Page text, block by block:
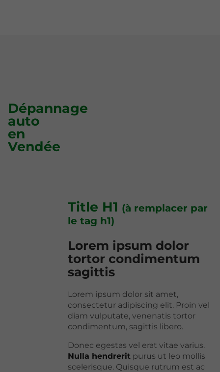
Dépannage
auto
en
Vendée
Title H1 (à remplacer par
le tag h1)
Lorem ipsum dolor
tortor condimentum
sagittis
Lorem ipsum dolor sit amet,
consectetur adipiscing elit. Proin vel
diam vulputate, venenatis tortor
condimentum, sagittis libero.
Donec egestas vel erat vitae varius.
Nulla hendreritpurus ut leo mollis
scelerisque. Quisque rutrum est ac